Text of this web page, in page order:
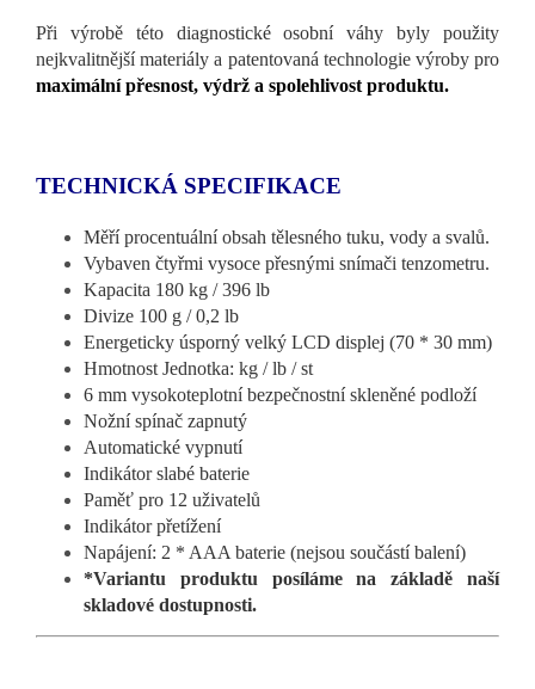
Při výrobě této diagnostické osobní váhy byly použity
nejkvalitnější materiály a patentovaná technologie výroby pro
maximální přesnost, výdrž a spolehlivost produktu.
TECHNICKÁ SPECIFIKACE
Měří procentuální obsah tělesného tuku, vody a svalů.
Vybaven čtyřmi vysoce přesnými snímači tenzometru.
Kapacita 180 kg / 396 lb
Divize 100 g / 0,2 lb
Energeticky úsporný velký LCD displej (70 * 30 mm)
Hmotnost Jednotka: kg / lb / st
6 mm vysokoteplotní bezpečnostní skleněné podloží
Nožní spínač zapnutý
Automatické vypnutí
Indikátor slabé baterie
Paměť pro 12 uživatelů
Indikátor přetížení
Napájení: 2 * AAA baterie (nejsou součástí balení)
*Variantu produktu posíláme na základě naší
skladové dostupnosti.